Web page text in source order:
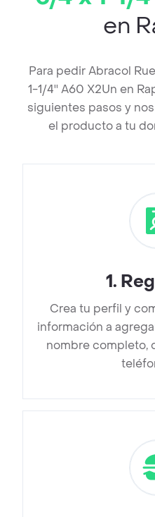
en
Para pedir Abracol
1-1/4'' A60 X2Un en
siguientes pasos y
el producto a tu
1.
Crea tu perfil y
información a
nombre completo,